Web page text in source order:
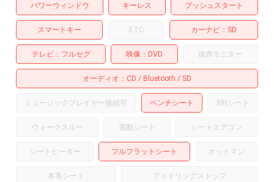
パワーウィンドウ キーレス プッシュスタート
スマートキー ETC カーナビ SD
テレビ フルセグ 映像 DVD 後席モニター
オーディオ CD Bluetooth SD
ミュージックプレイヤー接続可 ベンチシート 3列シート
ウォークスルー 電動シート シートエアコン
シートヒーター フルフラットシート オットマン
本革シート アイドリングストップ